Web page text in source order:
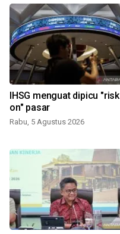
IHSG menguat dipicu "risk
on" pasar
Rabu, 5 Agustus 2026